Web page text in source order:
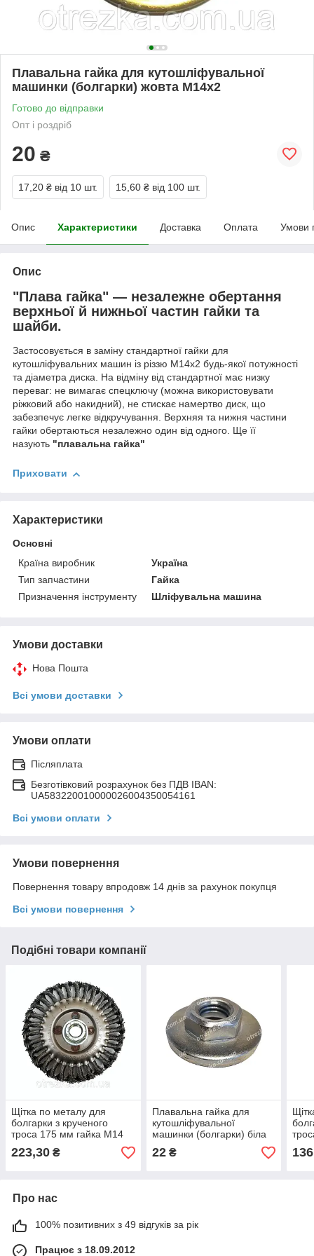
Плавальна гайка для кутошліфувальної
машинки (болгарки) жовта М14х2
Готово до відправки
Опт і роздріб
20 ₴
17,20 ₴ від 10 шт. 15,60 ₴ від 100 шт.
Опис Характеристики Доставка Оплата Умови
Опис
"Плава гайка" — незалежне обертання
верхньої й нижньої частин гайки та
шайби.
Застосовується в заміну стандартної гайки для
кутошліфувальних машин із різзю М14х2 будь-якої потужності
та діаметра диска. На відміну від стандартної має низку
переваг: не вимагає спецключу (можна використовувати
ріжковий або накидний), не стискає намертво диск, що
забезпечує легке відкручування. Верхняя та нижня частини
гайки обертаються незалежно один від одного. Ще її
назують "плавальна гайка"
Приховати
Характеристики
Основні
Країна виробник
Україна
Тип запчастини
Гайка
Призначення інструменту
Шліфувальна машина
Умови доставки
Нова Пошта
Всі умови доставки
Умови оплати
Післяплата
Безготівковий розрахунок без ПДВ IBAN:
UA583220010000026004350054161
Всі умови оплати
Умови повернення
Повернення товару впродовж 14 днів за рахунок покупця
Всі умови повернення
Подібні товари компанії
Щітка по металу для
болгарки з крученого
троса 175 мм гайка М14
"Judos"
223,30 ₴
Плавальна гайка для
кутошліфувальної
машинки (болгарки) біла
посилена М14х2
22₴
Про нас
100% позитивних з 49 відгуків за рік
Працює з 18.09.2012